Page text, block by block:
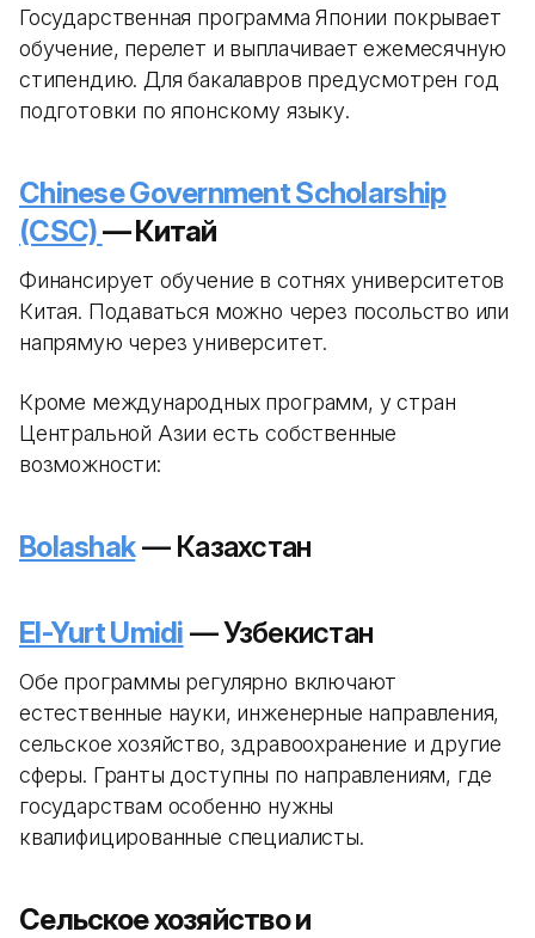
Государственная программа Японии покрывает
обучение, перелет и выплачивает ежемесячную
стипендию. Для бакалавров предусмотрен год
подготовки по японскому языку.
Chinese Government Scholarship
(CSC)— Китай
Финансирует обучение в сотнях университетов
Китая. Подаваться можно через посольство или
напрямую через университет.
Кроме международных программ, у стран
Центральной Азии есть собственные
возможности:
Bolashak— Казахстан
El-Yurt Umidi — Узбекистан
Обе программы регулярно включают
естественные науки, инженерные направления,
сельское хозяйство, здравоохранение и другие
сферы. Гранты доступны по направлениям, где
государствам особенно нужны
квалифицированные специалисты.
Сельское хозяйство и